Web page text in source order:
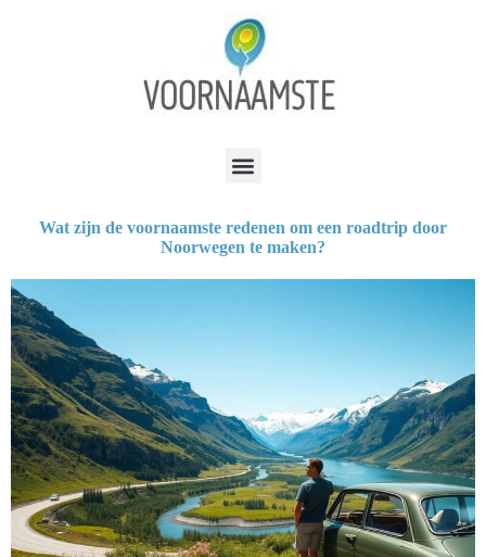
Wat zijn de voornaamste redenen om een roadtrip door
Noorwegen te maken?